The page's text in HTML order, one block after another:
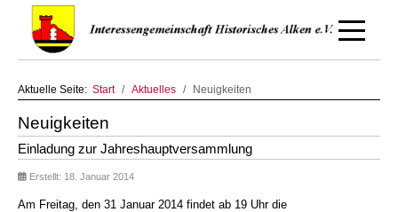
Off-
Aktuelle Seite: Start Aktuelles Neuigkeiten
Neuigkeiten
Einladung zur Jahreshauptversammlung
Erstellt: 18. Januar 2014
Am Freitag, den 31 Januar 2014 findet ab 19 Uhr die